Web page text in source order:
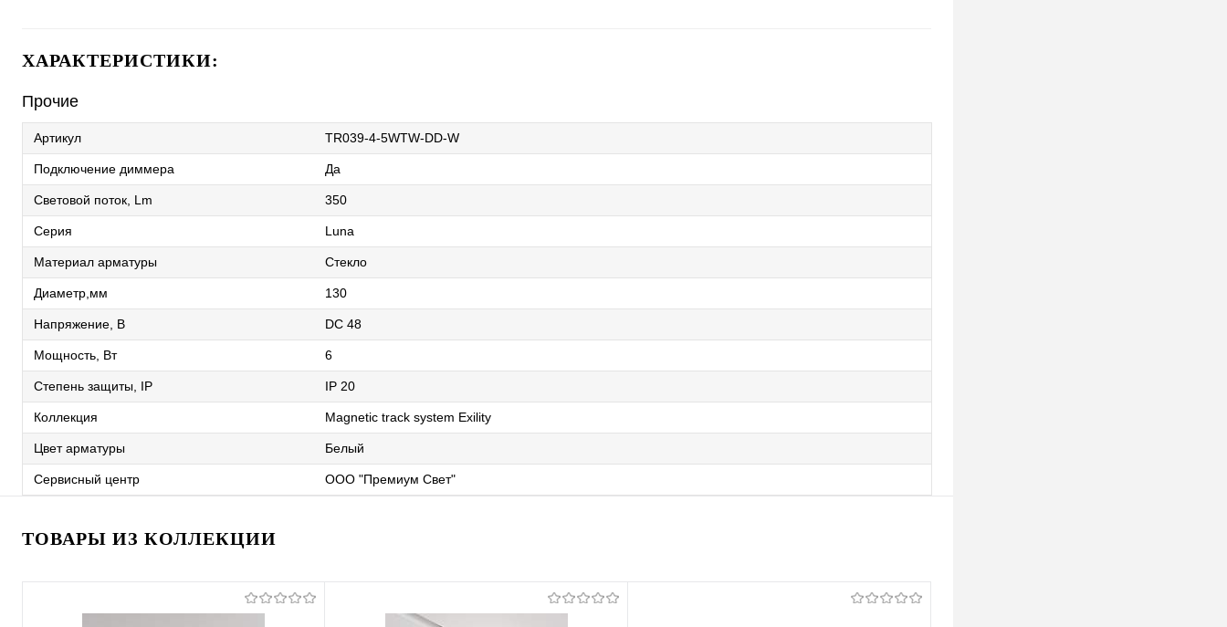
ХАРАКТЕРИСТИКИ:
Прочие
Артикул TR039-4-5WTW-DD-W
Подключение диммера Да
Световой поток, Lm 350
Серия Luna
Материал арматуры Стекло
Диаметр,мм 130
Напряжение, В DC 48
Мощность, Вт 6
Степень защиты, IP IP 20
Коллекция Magnetic track system Exility
Цвет арматуры Белый
Сервисный центр ООО "Премиум Свет"
ТОВАРЫ ИЗ КОЛЛЕКЦИИ